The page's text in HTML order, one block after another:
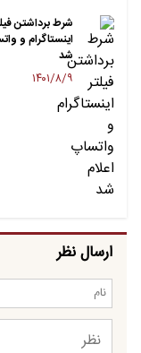
شرط برداشتن
اینستاگرام و
شد
۱۴۰۱/۸/۹
ارسال نظر